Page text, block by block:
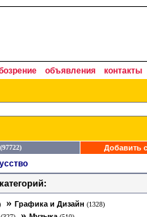
объявления контакты
Добавить
» Графика и Дизайн (1328)